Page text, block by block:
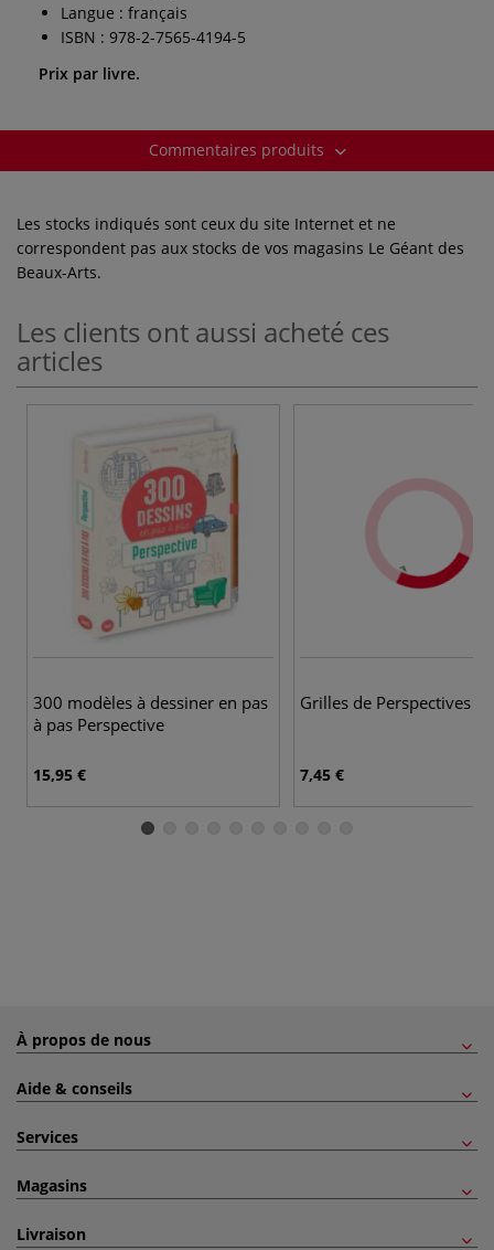
Langue : français
ISBN : 978-2-7565-4194-5
Prix par livre.
Commentaires produits
Les stocks indiqués sont ceux du site Internet et ne
correspondent pas aux stocks de vos magasins Le Géant des
Beaux-Arts.
Les clients ont aussi acheté ces
articles
300 modèles à dessiner en pas
à pas Perspective
15,95 €
Grilles de Perspectives
7,45 €
À propos de nous
Aide & conseils
Services
Magasins
Livraison